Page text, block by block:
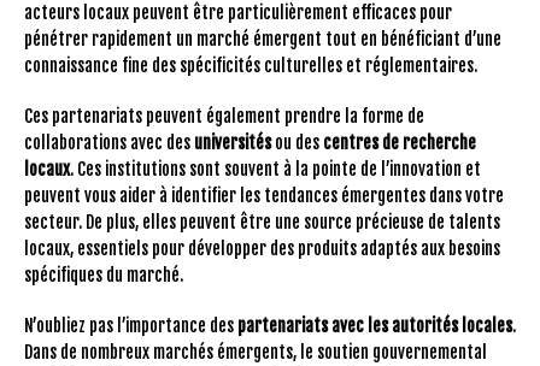
acteurs locaux peuvent être particulièrement efficaces pour
pénétrer rapidement un marché émergent tout en bénéficiant d’une
connaissance fine des spécificités culturelles et réglementaires.
Ces partenariats peuvent également prendre la forme de
collaborations avec des universitésou des centres de recherche
locaux. Ces institutions sont souvent à la pointe de l’innovation et
peuvent vous aider à identifier les tendances émergentes dans votre
secteur. De plus, elles peuvent être une source précieuse de talents
locaux, essentiels pour développer des produits adaptés aux besoins
spécifiques du marché.
N’oubliez pas l’importance des partenariats avec les autorités locales.
Dans de nombreux marchés émergents, le soutien gouvernemental